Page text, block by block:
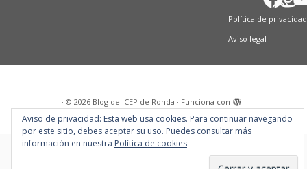
X
Política de privacidad
Aviso legal
· © 2026 Blog del CEP de Ronda · Funciona con
·
Diseñado con elTema Customizr·
Aviso de privacidad: Esta web usa cookies. Para continuar navegando
por este sitio, debes aceptar su uso. Puedes consultar más
información en nuestra Política de cookies